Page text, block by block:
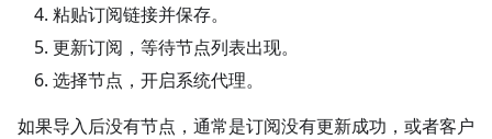
粘贴订阅链接并保存。
更新订阅，等待节点列表出现。
选择节点，开启系统代理。
如果导入后没有节点，通常是订阅没有更新成功，或者客户